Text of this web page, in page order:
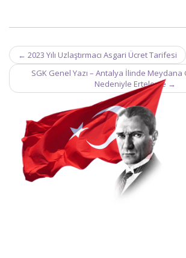
Post
navigation
← 2023 Yılı Uzlaştırmacı Asgari Ücret Tarifesi
SGK Genel Yazı – Antalya İlinde Meydana
Nedeniyle Erteleme →